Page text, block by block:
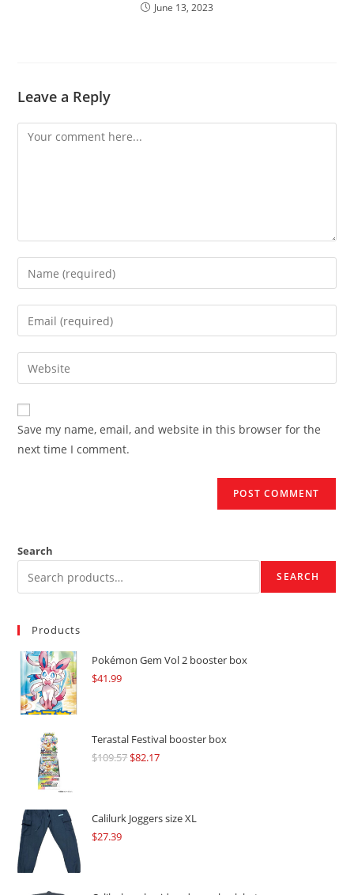
June 13, 2023
Leave a Reply
Comment
Enter
your
name
comment
Enter
your
email
address
comment
Enter
your
website
URL
(optional)
Save my name, email, and website in this browser for the
next time I comment.
Search
SEARCH
Products
Pokémon Gem Vol 2 booster box
$41.99
Terastal Festival booster box
$109.57Original
$109.57.
$82.17Current
$82.17.
Calilurk Joggers size XL
$27.39